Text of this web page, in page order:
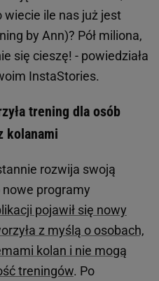
wiecie ile nas już jest
by Ann)? Pół miliona,
się cieszę! - powiedziała
InstaStories.
trening dla osób
kolanami
rozwija swoją
programy
pojawił się nowy
z myślą o osobach,
kolan i nie mogą
treningów. Po